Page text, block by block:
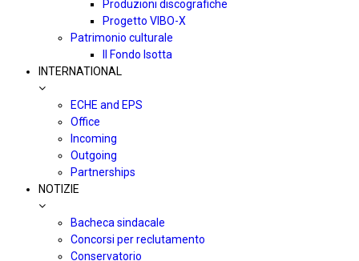
Produzioni discografiche
Progetto VIBO-X
Patrimonio culturale
Il Fondo Isotta
INTERNATIONAL
ECHE and EPS
Office
Incoming
Outgoing
Partnerships
NOTIZIE
Bacheca sindacale
Concorsi per reclutamento
Conservatorio